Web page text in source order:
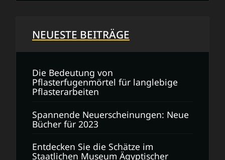
NEUESTE BEITRÄGE
Die Bedeutung von
Pflasterfugenmörtel für langlebige
Pflasterarbeiten
Spannende Neuerscheinungen: Neue
Bücher für 2023
Entdecken Sie die Schätze im
Staatlichen Museum Ägyptischer